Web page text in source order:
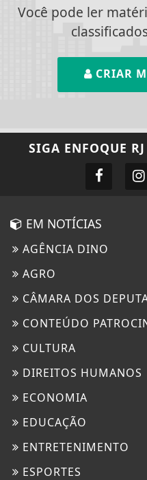
Você pode ler
CRIAR
SIGA ENFOQUE RJ
EM NOTÍCIAS
AGÊNCIA DINO
AGRO
CÂMARA DOS
CONTEÚDO
CULTURA
DIREITOS HUMANOS
ECONOMIA
EDUCAÇÃO
ENTRETENIMENTO
ESPORTES